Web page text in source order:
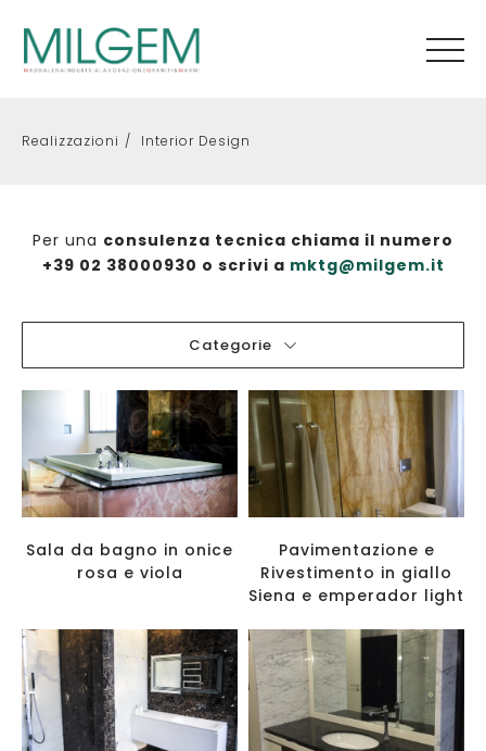
Realizzazioni Interior Design
Per una consulenza tecnica chiama il numero
+39 02 38000930 o scrivi a mktg@milgem.it
Categorie
Sala da bagno in onice
rosa e viola
Pavimentazione e
Rivestimento in giallo
Siena e emperador light